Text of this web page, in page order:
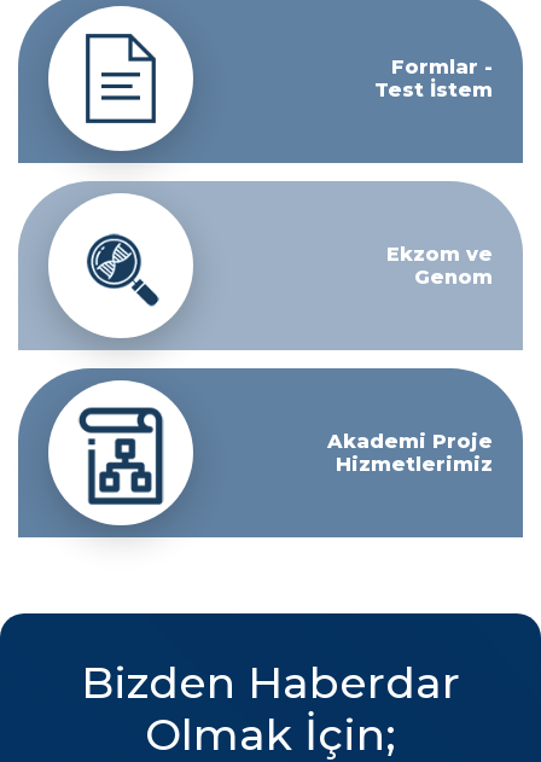
Formlar -
Test İstem
Ekzom ve
Genom
Akademi Proje
Hizmetlerimiz
Bizden Haberdar
Olmak İçin;